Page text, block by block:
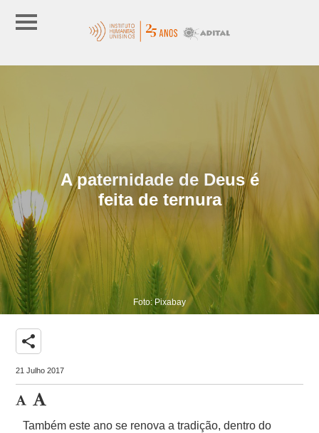
A paternidade de Deus é
feita de ternura
Foto: Pixabay
share
21 Julho 2017
Também este ano se renova a tradição, dentro do